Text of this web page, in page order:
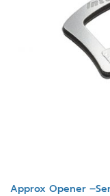
Approx Opener